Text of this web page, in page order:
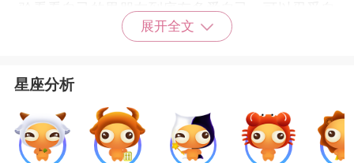
验看看自己的男朋友到底有多爱自己，可以忍受自
己到什么样的程度，这样他们的心里才会有底。如
么白羊座会果断放弃这段感情。相反的，他们就会
觉得对方还是挺可靠的。
星座乐原创文章，转载需注明出处
展开全文
星座分析